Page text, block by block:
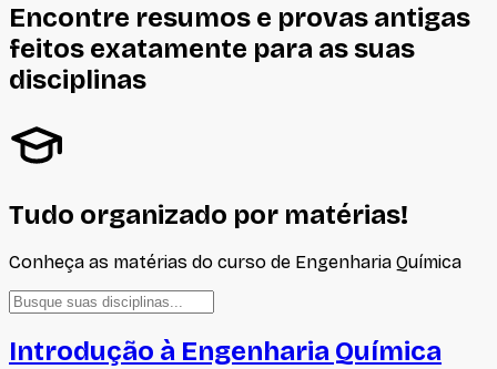
Encontre resumos e provas antigas
feitos exatamente para as suas
disciplinas
Tudo organizado por matérias!
Conheça as matérias do curso de Engenharia Química
Introdução à Engenharia Química